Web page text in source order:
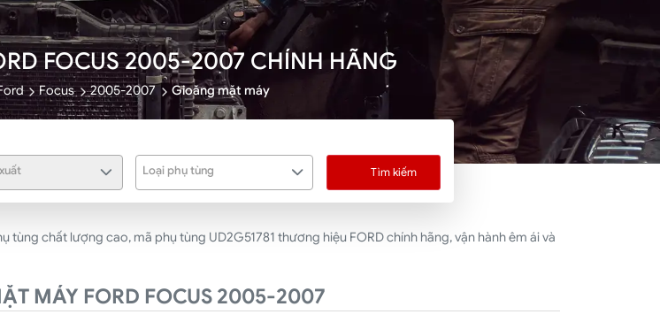
FOCUS 2005-2007 CHÍNH HÃNG
Focus 2005-2007 Gioăng mặt máy
Loại phụ tùng Tìm kiếm
chất lượng cao, mã phụ tùng UD2G51781 thương hiệu FORD chính hãng, vận hành êm ái và
MÁY FORD FOCUS 2005-2007